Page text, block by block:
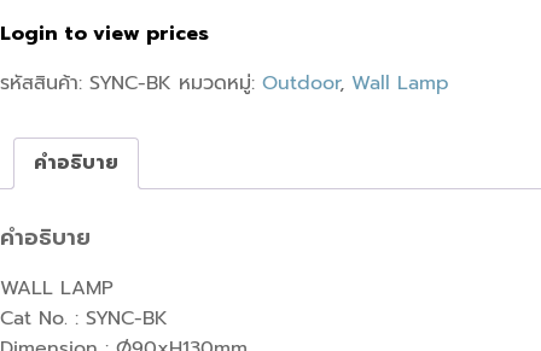
Login to view prices
รหัสสินค้า: SYNC-BK หมวดหมู่: Outdoor, Wall Lamp
คำอธิบาย
คำอธิบาย
WALL LAMP
Cat No. : SYNC-BK